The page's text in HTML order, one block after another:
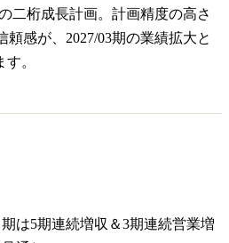
二桁成長計画。計画精度の高さ
頼感が、2027/03期の業績拡大と
。
は5期連続増収＆3期連続営業増